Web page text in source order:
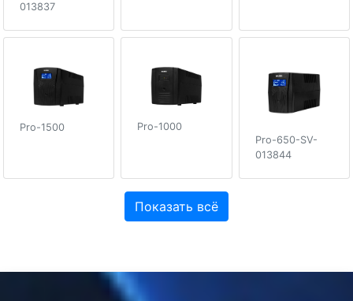
013837
Pro-1500
Pro-1000
Pro-650-SV-
013844
Показать всё